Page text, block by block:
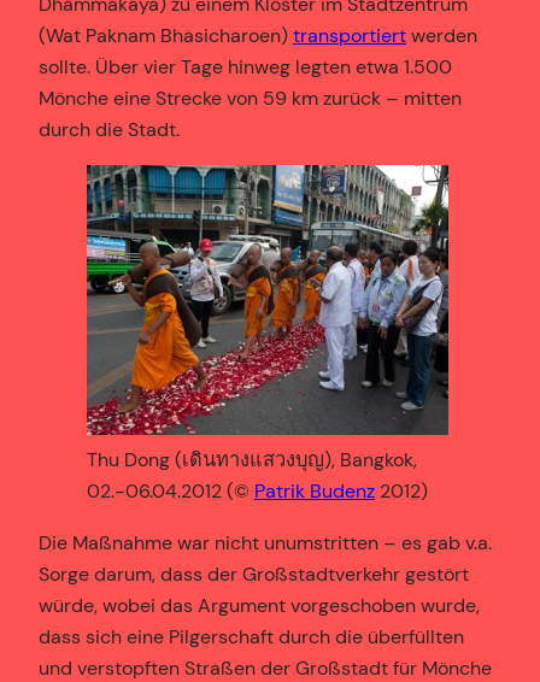
(Wat Paknam Bhasicharoen)transportiertwerden
sollte. Über vier Tage hinweg legten etwa 1.500
Mönche eine Strecke von 59 km zurück – mitten
durch die Stadt.
Thu Dong (เดินทางแสวงบุญ), Bangkok,
02.-06.04.2012 (© Patrik Budenz 2012)
Die Maßnahme war nicht unumstritten – es gab v.a.
Sorge darum, dass der Großstadtverkehr gestört
würde, wobei das Argument vorgeschoben wurde,
dass sich eine Pilgerschaft durch die überfüllten
und verstopften Straßen der Großstadt für Mönche